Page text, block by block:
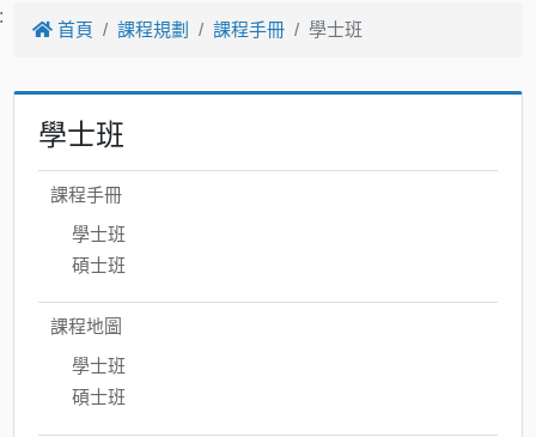
首頁 課程規劃 課程手冊 學士班
學士班
課程手冊
學士班
碩士班
課程地圖
學士班
碩士班